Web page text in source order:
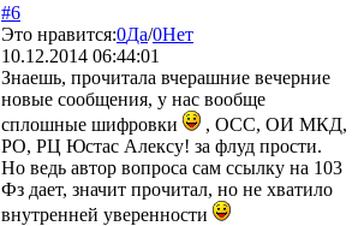
#6
Это нравится:0Да/0Нет
10.12.2014 06:44:01
Знаешь, прочитала вчерашние вечерние
новые сообщения, у нас вообще
сплошные шифровки
, ОСС, ОИ МКД,
РО, РЦ Юстас Алексу! за флуд прости.
Но ведь автор вопроса сам ссылку на 103
Фз дает, значит прочитал, но не хватило
внутренней уверенности